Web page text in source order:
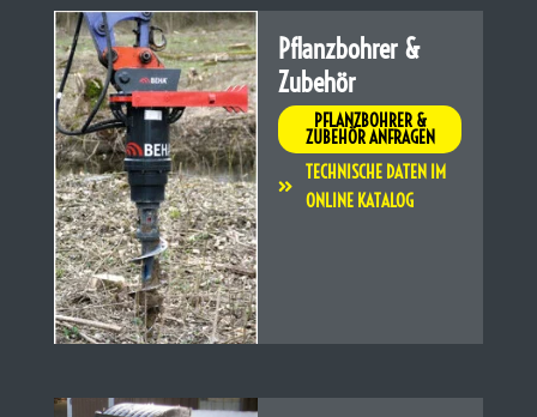
Pflanzbohrer &
Zubehör
PFLANZBOHRER &
ZUBEHÖR ANFRAGEN
TECHNISCHE DATEN IM
ONLINE KATALOG